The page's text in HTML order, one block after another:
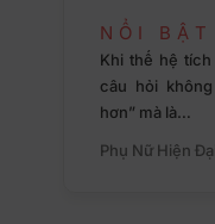
NỔI BẬT
Khi thế hệ
câu hỏi
hơn” mà là…
Phụ Nữ Hiện Đại